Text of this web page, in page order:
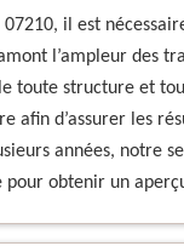
il est
l’ampleur des
toute structure et
afin d’assurer les
années, notre
pour obtenir un